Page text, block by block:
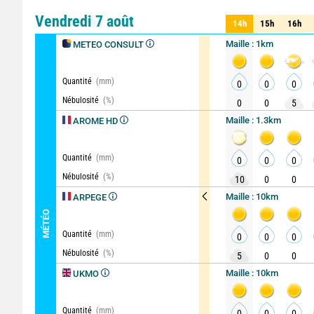
Comparateur détaillé
Vendredi 7 août
MÉTÉO
METEO CONSULT
Quantité (mm)
Nébulosité (%)
AROME HD
Quantité (mm)
Nébulosité (%)
ARPEGE
Quantité (mm)
Nébulosité (%)
UKMO
Quantité (mm)
14h 15h 16h
14h 15h 16h
Maille : 1km
0 0 0
0
0 5
Maille : 1.3km
0 0 0
10
0 0
Maille : 10km
0 0 0
5
0 0
Maille : 10km